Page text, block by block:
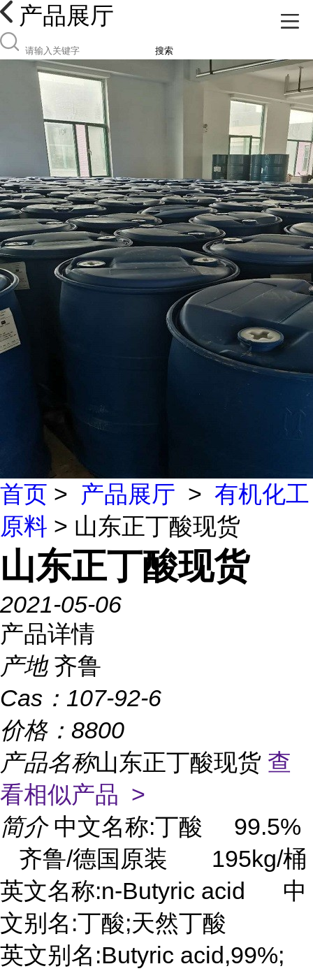
产品展厅
搜索
首页 > 产品展厅 > 有机化工
原料 > 山东正丁酸现货
山东正丁酸现货
2021-05-06
产品详情
产地 齐鲁
Cas： 107-92-6
价格： 8800
产品名称山东正丁酸现货 查
看相似产品 >
简介 中文名称:丁酸 99.5%
齐鲁/德国原装 195kg/桶
英文名称:n-Butyric acid 中
文别名:丁酸;天然丁酸
英文别名:Butyric acid,99%;